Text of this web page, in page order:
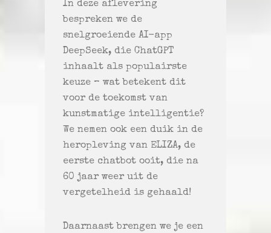
In deze aflevering
bespreken we de
snelgroeiende AI-app
DeepSeek, die ChatGPT
inhaalt als populairste
keuze – wat betekent dit
voor de toekomst van
kunstmatige intelligentie?
We nemen ook een duik in de
heropleving van ELIZA, de
eerste chatbot ooit, die na
60 jaar weer uit de
vergetelheid is gehaald!
Daarnaast brengen we je een